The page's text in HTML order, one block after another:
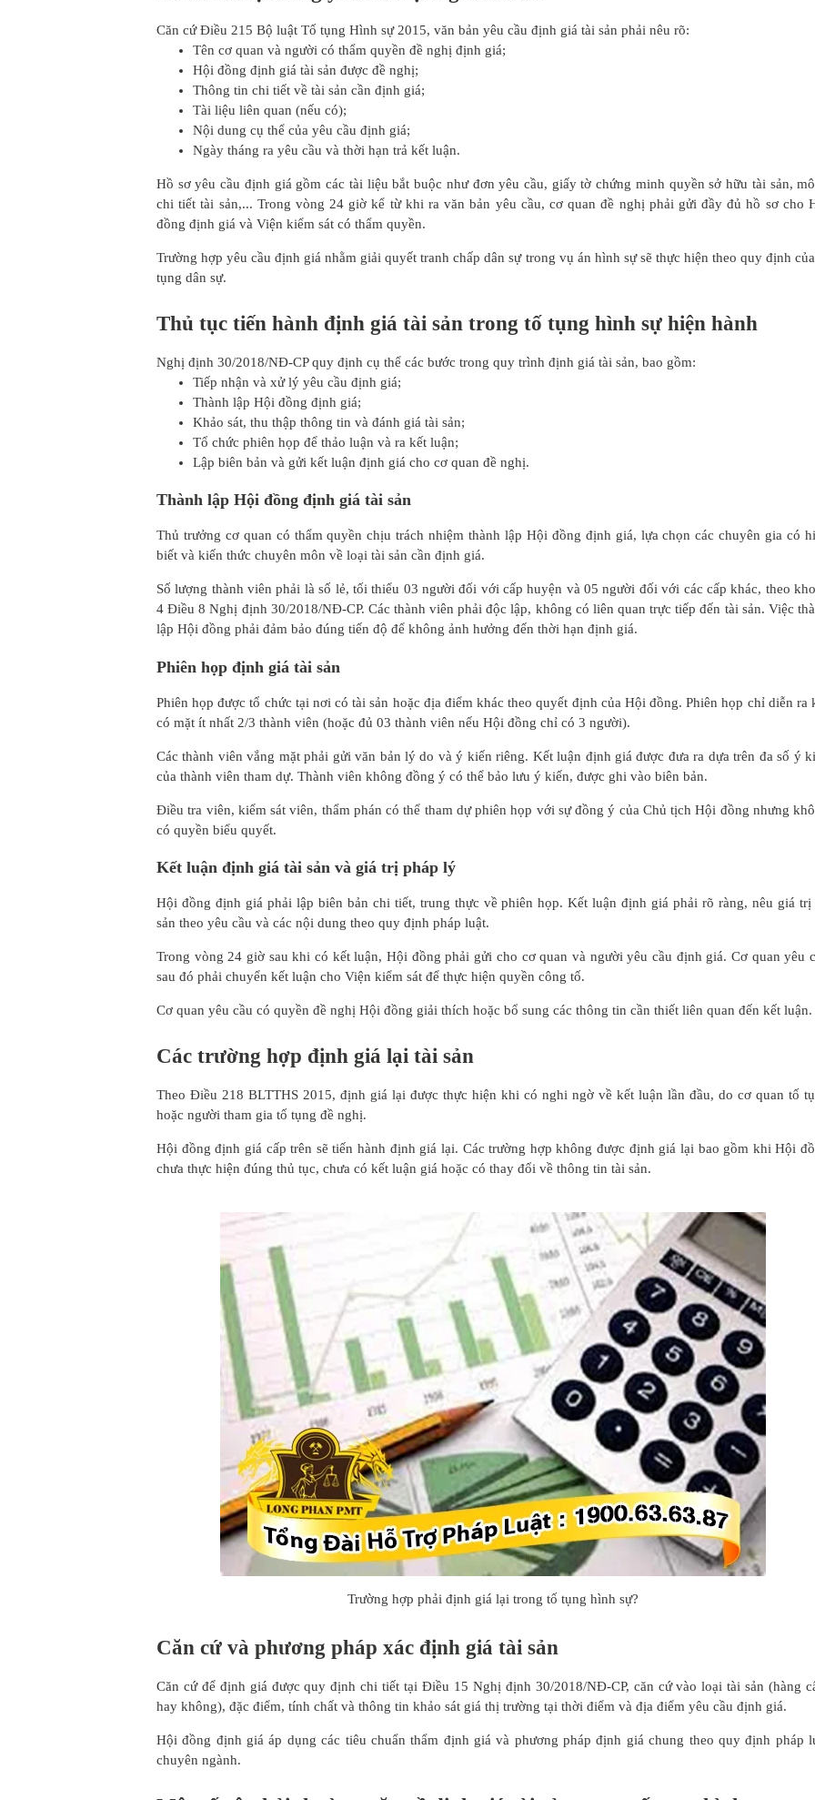
Căn cứ Điều 215 Bộ luật Tố tụng Hình sự 2015, văn bản yêu cầu định giá tài sản phải nêu rõ:
Tên cơ quan và người có thẩm quyền đề nghị định giá;
Hội đồng định giá tài sản được đề nghị;
Thông tin chi tiết về tài sản cần định giá;
Tài liệu liên quan (nếu có);
Nội dung cụ thể của yêu cầu định giá;
Ngày tháng ra yêu cầu và thời hạn trả kết luận.
Hồ sơ yêu cầu định giá gồm các tài liệu bắt buộc như đơn yêu cầu, giấy tờ chứng minh quyền sở hữu tài sản,
chi tiết tài sản,... Trong vòng 24 giờ kể từ khi ra văn bản yêu cầu, cơ quan đề nghị phải gửi đầy đủ hồ sơ cho
đồng định giá và Viện kiểm sát có thẩm quyền.
Trường hợp yêu cầu định giá nhằm giải quyết tranh chấp dân sự trong vụ án hình sự sẽ thực hiện theo quy định
tụng dân sự.
Thủ tục tiến hành định giá tài sản trong tố tụng hình sự hiện hành
Nghị định 30/2018/NĐ-CP quy định cụ thể các bước trong quy trình định giá tài sản, bao gồm:
Tiếp nhận và xử lý yêu cầu định giá;
Thành lập Hội đồng định giá;
Khảo sát, thu thập thông tin và đánh giá tài sản;
Tổ chức phiên họp để thảo luận và ra kết luận;
Lập biên bản và gửi kết luận định giá cho cơ quan đề nghị.
Thành lập Hội đồng định giá tài sản
Thủ trưởng cơ quan có thẩm quyền chịu trách nhiệm thành lập Hội đồng định giá, lựa chọn các chuyên gia có
biết và kiến thức chuyên môn về loại tài sản cần định giá.
Số lượng thành viên phải là số lẻ, tối thiểu 03 người đối với cấp huyện và 05 người đối với các cấp khác, theo
4 Điều 8 Nghị định 30/2018/NĐ-CP. Các thành viên phải độc lập, không có liên quan trực tiếp đến tài sản. Việc
lập Hội đồng phải đảm bảo đúng tiến độ để không ảnh hưởng đến thời hạn định giá.
Phiên họp định giá tài sản
Phiên họp được tổ chức tại nơi có tài sản hoặc địa điểm khác theo quyết định của Hội đồng. Phiên họp chỉ diễn ra
có mặt ít nhất 2/3 thành viên (hoặc đủ 03 thành viên nếu Hội đồng chỉ có 3 người).
Các thành viên vắng mặt phải gửi văn bản lý do và ý kiến riêng. Kết luận định giá được đưa ra dựa trên đa số ý
của thành viên tham dự. Thành viên không đồng ý có thể bảo lưu ý kiến, được ghi vào biên bản.
Điều tra viên, kiểm sát viên, thẩm phán có thể tham dự phiên họp với sự đồng ý của Chủ tịch Hội đồng nhưng
có quyền biểu quyết.
Kết luận định giá tài sản và giá trị pháp lý
Hội đồng định giá phải lập biên bản chi tiết, trung thực về phiên họp. Kết luận định giá phải rõ ràng, nêu giá trị
sản theo yêu cầu và các nội dung theo quy định pháp luật.
Trong vòng 24 giờ sau khi có kết luận, Hội đồng phải gửi cho cơ quan và người yêu cầu định giá. Cơ quan yêu
sau đó phải chuyển kết luận cho Viện kiểm sát để thực hiện quyền công tố.
Cơ quan yêu cầu có quyền đề nghị Hội đồng giải thích hoặc bổ sung các thông tin cần thiết liên quan đến kết luận.
Các trường hợp định giá lại tài sản
Theo Điều 218 BLTTHS 2015, định giá lại được thực hiện khi có nghi ngờ về kết luận lần đầu, do cơ quan tố
hoặc người tham gia tố tụng đề nghị.
Hội đồng định giá cấp trên sẽ tiến hành định giá lại. Các trường hợp không được định giá lại bao gồm khi Hội
chưa thực hiện đúng thủ tục, chưa có kết luận giá hoặc có thay đổi về thông tin tài sản.
Trường hợp phải định giá lại trong tố tụng hình sự?
Căn cứ và phương pháp xác định giá tài sản
Căn cứ để định giá được quy định chi tiết tại Điều 15 Nghị định 30/2018/NĐ-CP, căn cứ vào loại tài sản (hàng
hay không), đặc điểm, tính chất và thông tin khảo sát giá thị trường tại thời điểm và địa điểm yêu cầu định giá.
Hội đồng định giá áp dụng các tiêu chuẩn thẩm định giá và phương pháp định giá chung theo quy định pháp
chuyên ngành.